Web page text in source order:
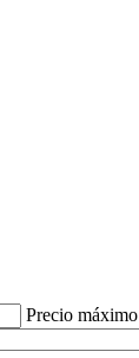
Precio máximo